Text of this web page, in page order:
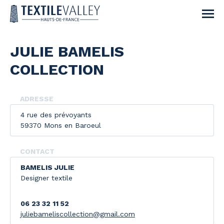
JULIE BAMELIS
COLLECTION
ADRESSE
4 rue des prévoyants
59370 Mons en Baroeul
CONTACT
BAMELIS JULIE
Designer textile
06 23 32 11 52
juliebameliscollection@gmail.com